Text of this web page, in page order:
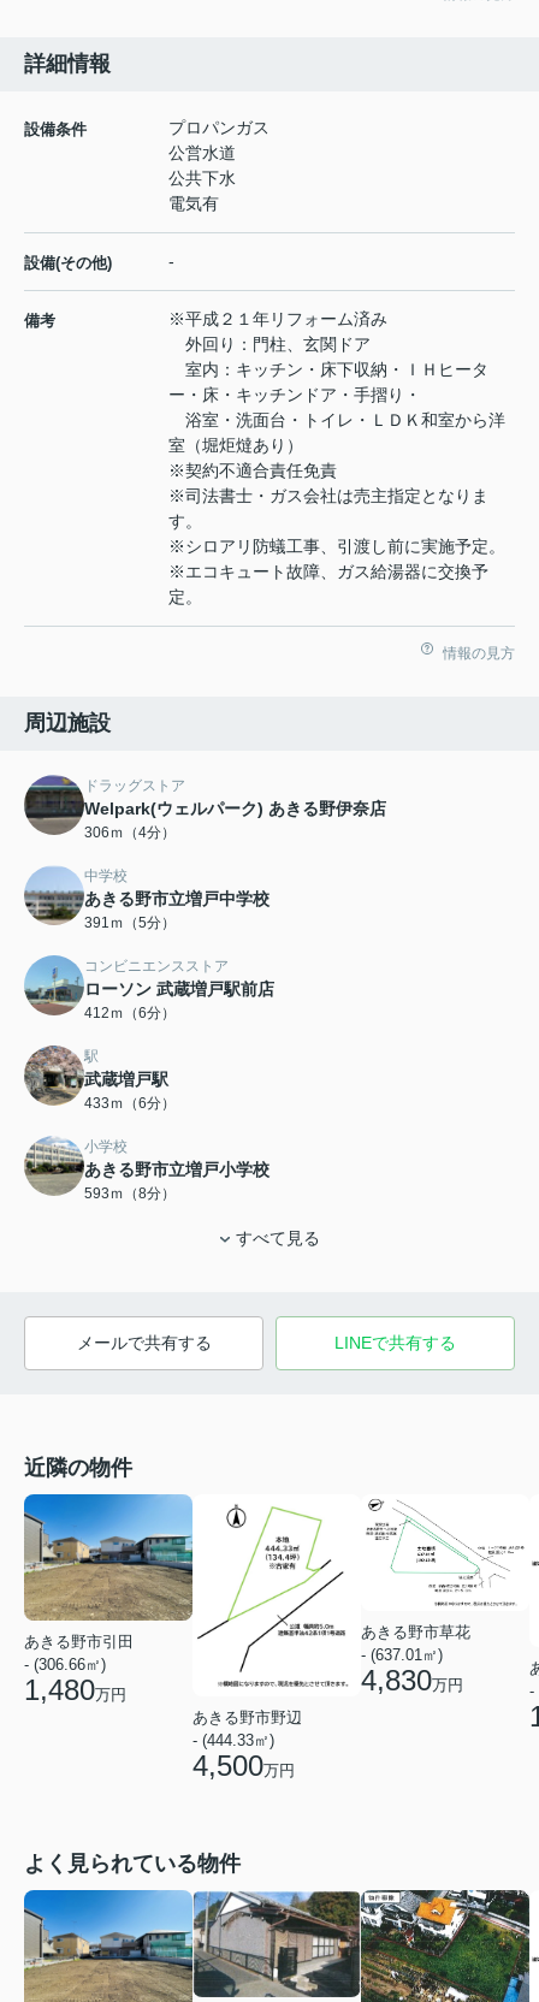
詳細情報
設備条件
プロパンガス
公営水道
公共下水
電気有
設備(その他) -
備考
※平成２１年リフォーム済み
外回り：門柱、玄関ドア
室内：キッチン・床下収納・ＩＨヒータ
ー・床・キッチンドア・手摺り・
浴室・洗面台・トイレ・ＬＤＫ和室から洋
室（堀炬燵あり）
※契約不適合責任免責
※司法書士・ガス会社は売主指定となりま
す。
※シロアリ防蟻工事、引渡し前に実施予定。
※エコキュート故障、ガス給湯器に交換予
定。
情報の見方
周辺施設
ドラッグストア
Welpark(ウェルパーク) あきる野伊奈店
306ｍ（4分）
中学校
あきる野市立増戸中学校
391ｍ（5分）
コンビニエンスストア
ローソン 武蔵増戸駅前店
412ｍ（6分）
駅
武蔵増戸駅
433ｍ（6分）
小学校
あきる野市立増戸小学校
593ｍ（8分）
すべて見る
メールで共有する LINEで共有する
近隣の物件
あきる野市引田
- (306.66㎡)
1,480万円
あきる野市野辺
- (444.33㎡)
4,500万円
あきる野市草花
- (637.01㎡)
4,830万円
-
よく見られている物件